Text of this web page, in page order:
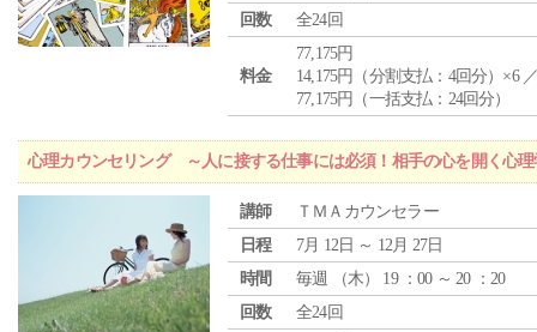
回数
全24回
料金
77,175円
14,175円（分割支払：4回分）×6
77,175円（一括支払：24回分）
心理カウンセリング ～人に接する仕事には必須！相手の心を開く心理
講師
ＴＭＡカウンセラー
日程
7月 12日 ～ 12月 27日
時間
毎週 （木） 19 ：00 ～ 20 ：20
回数
全24回